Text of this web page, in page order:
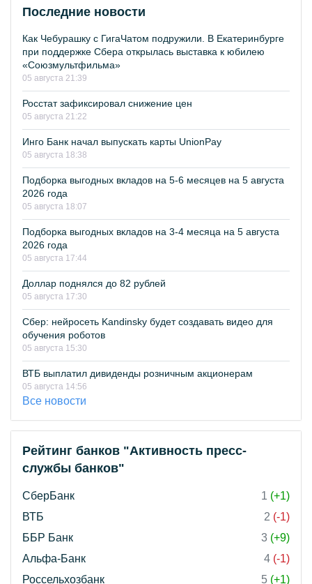
Последние новости
Как Чебурашку с ГигаЧатом подружили. В Екатеринбурге
при поддержке Сбера открылась выставка к юбилею
«Союзмультфильма»
05 августа 21:39
Росстат зафиксировал снижение цен
05 августа 21:22
Инго Банк начал выпускать карты UnionPay
05 августа 18:38
Подборка выгодных вкладов на 5-6 месяцев на 5 августа
2026 года
05 августа 18:07
Подборка выгодных вкладов на 3-4 месяца на 5 августа
2026 года
05 августа 17:44
Доллар поднялся до 82 рублей
05 августа 17:30
Сбер: нейросеть Kandinsky будет создавать видео для
обучения роботов
05 августа 15:30
ВТБ выплатил дивиденды розничным акционерам
05 августа 14:56
Все новости
Рейтинг банков "Активность пресс-
службы банков"
СберБанк 1 (+1)
ВТБ
2 (-1)
ББР Банк
3 (+9)
Альфа-Банк
4 (-1)
Россельхозбанк
5 (+1)